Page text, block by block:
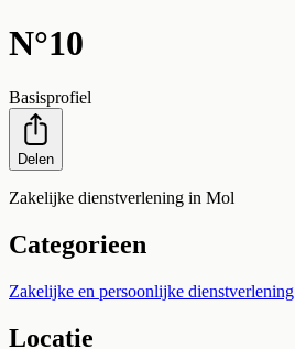
N°10
Basisprofiel
Delen
Zakelijke dienstverlening in Mol
Categorieen
Zakelijke en persoonlijke dienstverlening
Locatie